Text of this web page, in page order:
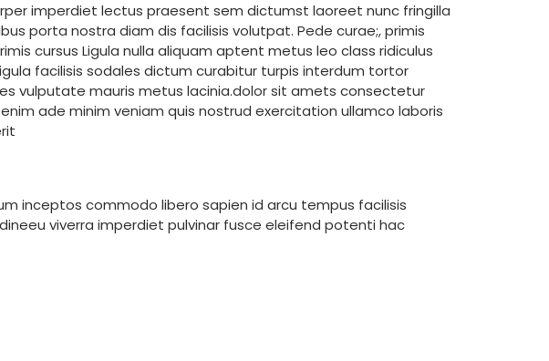
imperdiet lectus praesent sem dictumst laoreet nunc fringilla
porta nostra diam dis facilisis volutpat. Pede curae;, primis
cursus Ligula nulla aliquam aptent metus leo class ridiculus
facilisis sodales dictum curabitur turpis interdum tortor
vulputate mauris metus lacinia.dolor sit amets consectetur
ade minim veniam quis nostrud exercitation ullamco laboris
inceptos commodo libero sapien id arcu tempus facilisis
viverra imperdiet pulvinar fusce eleifend potenti hac